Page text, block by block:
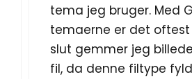
tema jeg bruger. Med
temaerne er det oftest
slut gemmer jeg
fil, da denne filtype